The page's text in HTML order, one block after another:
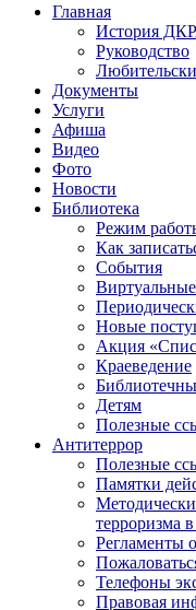
Главная
История
Руководство
Документы
Услуги
Афиша
Видео
Фото
Новости
Библиотека
Режим
Как
События
Новые
Акция
Краеведение
Детям
Полезные
Антитеррор
Полезные
Памятки
терроризма
Регламенты
Телефоны
Правовая